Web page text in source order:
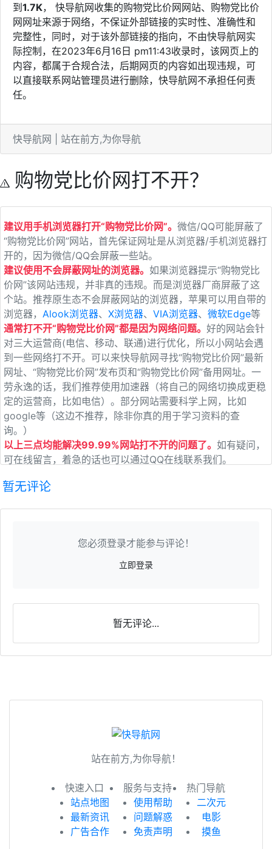
到1.7K， 快导航网收集的购物党比价网网站、购物党比价
网网址来源于网络，不保证外部链接的实时性、准确性和
完整性，同时，对于该外部链接的指向，不由快导航网实
际控制，在2023年6月16日 pm11:43收录时，该网页上的
内容，都属于合规合法，后期网页的内容如出现违规，可
以直接联系网站管理员进行删除，快导航网不承担任何责
任。
快导航网 | 站在前方,为你导航
购物党比价网打不开？
建议用手机浏览器打开“购物党比价网”。 微信/QQ可能屏蔽了
“购物党比价网”网站，首先保证网址是从浏览器/手机浏览器打
开的，因为微信/QQ会屏蔽一些站。
建议使用不会屏蔽网址的浏览器。 如果浏览器提示“购物党比
价网”该网站违规，并非真的违规。而是浏览器厂商屏蔽了这
个站。推荐原生态不会屏蔽网站的浏览器，苹果可以用自带的
浏览器， Alook浏览器、 X浏览器、 VIA浏览器、 微软Edge等
通常打不开“购物党比价网”都是因为网络问题。 好的网站会针
对三大运营商(电信、移动、联通)进行优化，所以小网站会遇
到一些网络打不开。可以来快导航网寻找“购物党比价网”最新
网址、“购物党比价网”发布页和“购物党比价网”备用网址。一
劳永逸的话，我们推荐使用加速器（将自己的网络切换成更稳
定的运营商，比如电信）。部分网站需要科学上网，比如
google等（这边不推荐，除非你真的用于学习资料的查
询。）
以上三点均能解决99.99%网站打不开的问题了。 如有疑问，
可在线留言，着急的话也可以通过QQ在线联系我们。
暂无评论
您必须登录才能参与评论！
立即登录
暂无评论...
站在前方,为你导航！
快速入口
站点地图
最新资讯
广告合作
服务与支持
使用帮助
问题解惑
免责声明
热门导航
二次元
电影
摸鱼